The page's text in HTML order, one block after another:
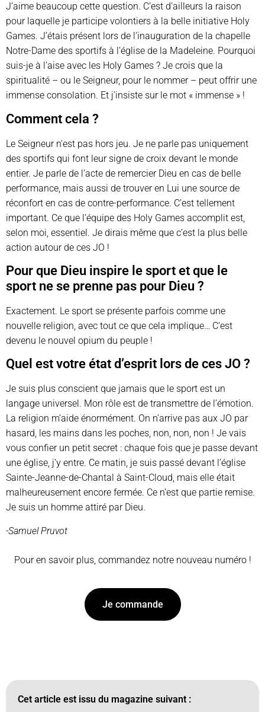
J’aime beaucoup cette question. C’est d’ailleurs la raison
pour laquelle je participe volontiers à la belle initiative Holy
Games. J’étais présent lors de l’inauguration de la chapelle
Notre-Dame des sportifs à l’église de la Madeleine. Pourquoi
suis-je à l’aise avec les Holy Games ? Je crois que la
spiritualité – ou le Seigneur, pour le nommer – peut offrir une
immense consolation. Et j’insiste sur le mot « immense » !
Comment cela ?
Le Seigneur n’est pas hors jeu. Je ne parle pas uniquement
des sportifs qui font leur signe de croix devant le monde
entier. Je parle de l’acte de remercier Dieu en cas de belle
performance, mais aussi de trouver en Lui une source de
réconfort en cas de contre-performance. C’est tellement
important. Ce que l’équipe des Holy Games accomplit est,
selon moi, essentiel. Je dirais même que c’est la plus belle
action autour de ces JO !
Pour que Dieu inspire le sport et que le
sport ne se prenne pas pour Dieu ?
Exactement. Le sport se présente parfois comme une
nouvelle religion, avec tout ce que cela implique… C’est
devenu le nouvel opium du peuple !
Quel est votre état d’esprit lors de ces JO ?
Je suis plus conscient que jamais que le sport est un
langage universel. Mon rôle est de transmettre de l’émotion.
La religion m’aide énormément. On n’arrive pas aux JO par
hasard, les mains dans les poches, non, non, non ! Je vais
vous confier un petit secret : chaque fois que je passe devant
une église, j’y entre. Ce matin, je suis passé devant l’église
Sainte-Jeanne-de-Chantal à Saint-Cloud, mais elle était
malheureusement encore fermée. Ce n’est que partie remise.
Je suis un homme attiré par Dieu.
-Samuel Pruvot
Pour en savoir plus, commandez notre nouveau numéro !
Je commande
Cet article est issu du magazine suivant :